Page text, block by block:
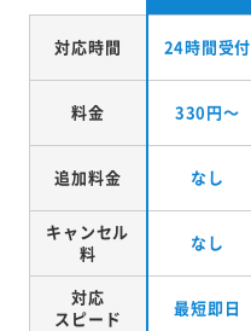
対応時間 24時間受付
料金 330円～
追加料金 なし
キャンセル
料
なし
対応
スピード
最短即日